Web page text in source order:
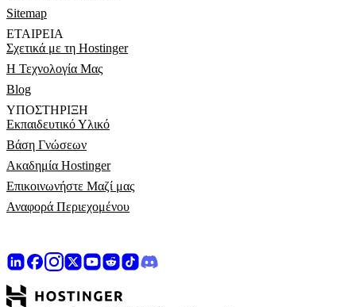
Sitemap
ΕΤΑΙΡΕΊΑ
Σχετικά με τη Hostinger
Η Τεχνολογία Μας
Blog
ΥΠΟΣΤΉΡΙΞΗ
Εκπαιδευτικό Υλικό
Βάση Γνώσεων
Ακαδημία Hostinger
Επικοινωνήστε Μαζί μας
Αναφορά Περιεχομένου